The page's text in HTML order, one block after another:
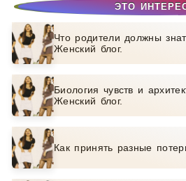
ЭТО
Что родители должны
Женский блог.
Биология чувств и
Женский блог.
Как принять разные